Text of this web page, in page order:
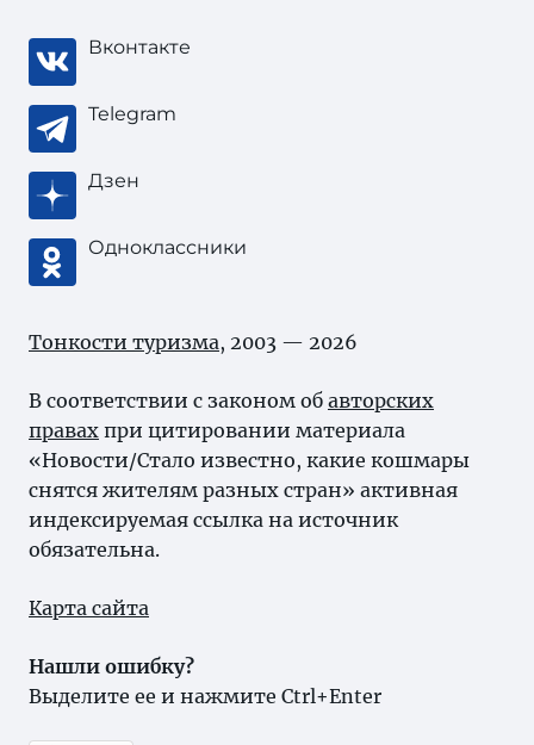
Вконтакте
Telegram
Дзен
Одноклассники
Тонкости туризма, 2003 — 2026
В соответствии с законом об авторских
правах при цитировании материала
«Новости/Стало известно, какие кошмары
снятся жителям разных стран» активная
индексируемая ссылка на источник
обязательна.
Карта сайта
Нашли ошибку?
Выделите ее и нажмите Ctrl+Enter